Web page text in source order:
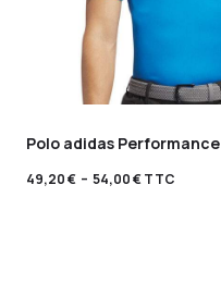
Polo adidas Performance
49,20€ – 54,00€TTC